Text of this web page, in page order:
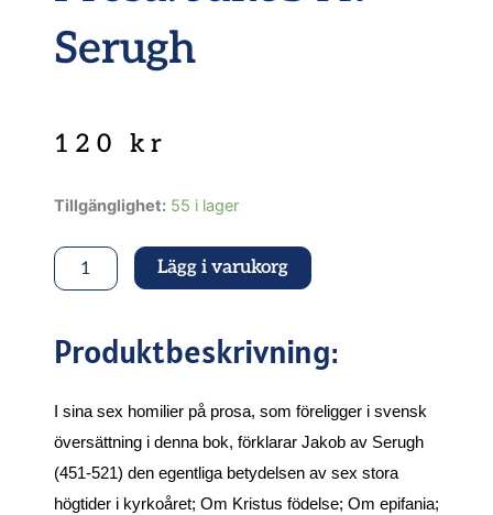
Serugh
120 kr
Tillgänglighet: 55 i lager
Sex
på
prosa:
Jakob
mängd
Lägg i varukorg
Produktbeskrivning:
I sina sex homilier på prosa, som föreligger i svensk
översättning i denna bok, förklarar Jakob av Serugh
(451-521) den egentliga betydelsen av sex stora
högtider ikyrkoåret; Om Kristus födelse; Om epifania;